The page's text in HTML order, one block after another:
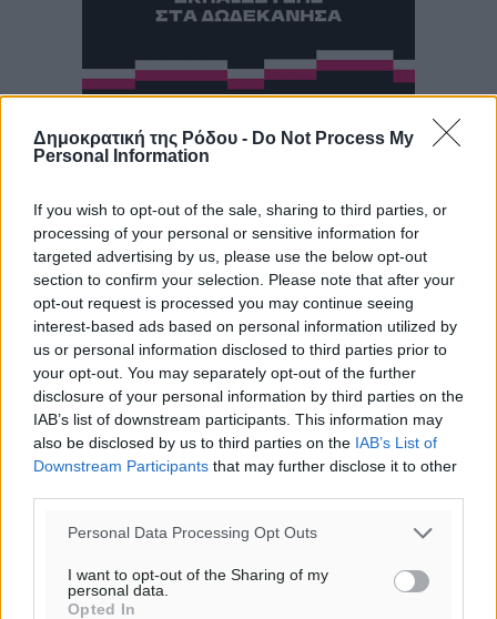
Δημοκρατική της Ρόδου - Do Not Process My
Personal Information
If you wish to opt-out of the sale, sharing to third parties, or
processing of your personal or sensitive information for
targeted advertising by us, please use the below opt-out
section to confirm your selection. Please note that after your
opt-out request is processed you may continue seeing
interest-based ads based on personal information utilized by
us or personal information disclosed to third parties prior to
your opt-out. You may separately opt-out of the further
disclosure of your personal information by third parties on the
IAB’s list of downstream participants. This information may
also be disclosed by us to third parties on the IAB’s List of
Downstream Participants that may further disclose it to other
Personal Data Processing Opt Outs
I want to opt-out of the Sharing of my
personal data.
Opted In